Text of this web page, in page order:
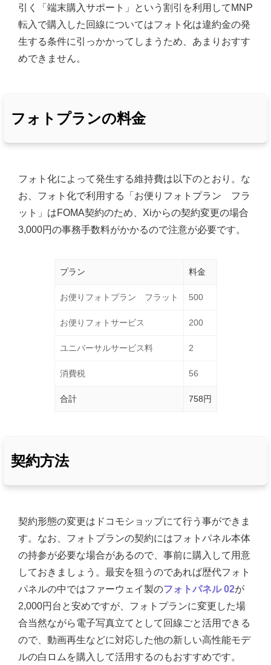
引く「端末購入サポート」という割引を利用してMNP
転入で購入した回線についてはフォト化は違約金の発
生する条件に引っかかってしまうため、あまりおすす
めできません。
フォトプランの料金
フォト化によって発生する維持費は以下のとおり。な
お、フォト化で利用する「お便りフォトプラン フラ
ット」はFOMA契約のため、Xiからの契約変更の場合
3,000円の事務手数料がかかるので注意が必要です。
プラン 料金
お便りフォトプラン フラット 500
お便りフォトサービス 200
ユニバーサルサービス料 2
消費税 56
合計 758円
契約方法
契約形態の変更はドコモショップにて行う事ができま
す。なお、フォトプランの契約にはフォトパネル本体
の持参が必要な場合があるので、事前に購入して用意
しておきましょう。最安を狙うのであれば歴代フォト
パネルの中ではファーウェイ製のフォトパネル 02が
2,000円台と安めですが、フォトプランに変更した場
合当然ながら電子写真立てとして回線ごと活用できる
ので、動画再生などに対応した他の新しい高性能モデ
ルの白ロムを購入して活用するのもおすすめです。